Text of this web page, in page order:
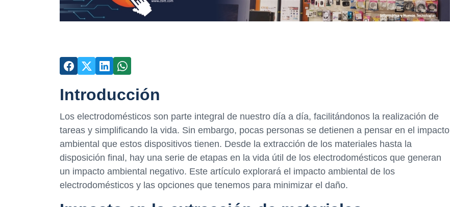
Introducción
Los electrodomésticos son parte integral de nuestro día a día, facilitándonos la realización de
tareas y simplificando la vida. Sin embargo, pocas personas se detienen a pensar en el impacto
ambiental que estos dispositivos tienen. Desde la extracción de los materiales hasta la
disposición final, hay una serie de etapas en la vida útil de los electrodomésticos que generan
un impacto ambiental negativo. Este artículo explorará el impacto ambiental de los
electrodomésticos y las opciones que tenemos para minimizar el daño.